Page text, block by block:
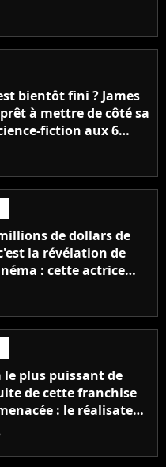
bientôt fini ? James
à mettre de côté sa
fiction aux 6
recettes
de dollars de
la révélation de
: cette actrice
à remplacer
le plus puissant de
de cette franchise
: le réalisateur
pour "différends